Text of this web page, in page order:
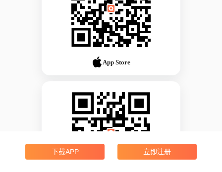
App Store
下载APP 立即注册